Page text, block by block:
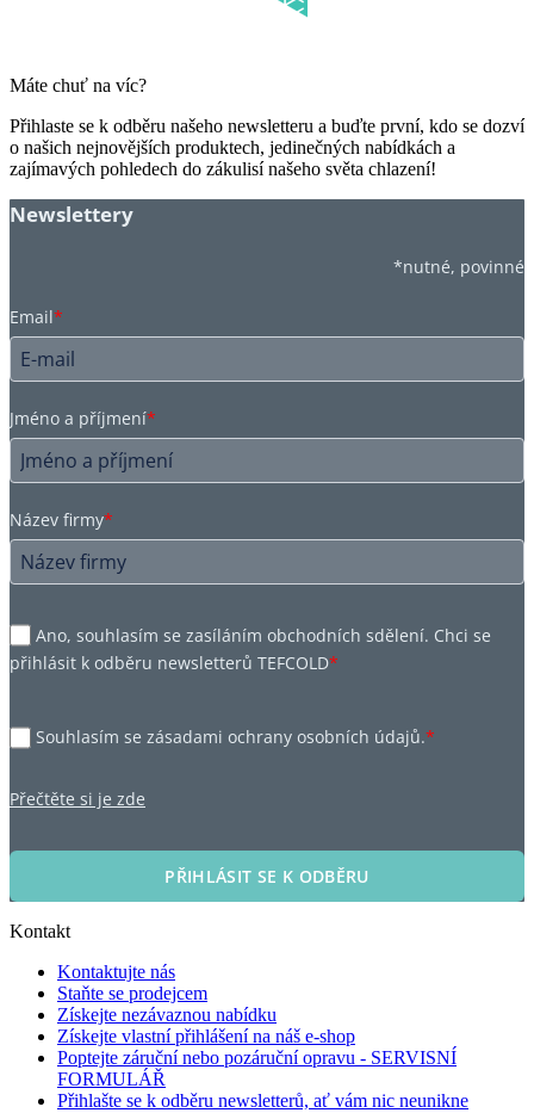
Máte chuť na víc?
Přihlaste se k odběru našeho newsletteru a buďte první, kdo se dozví
o našich nejnovějších produktech, jedinečných nabídkách a
zajímavých pohledech do zákulisí našeho světa chlazení!
Newslettery
*nutné, povinné
Email*
Jméno a příjmení*
Název firmy*
Ano, souhlasím se zasíláním obchodních sdělení. Chci se
přihlásit k odběru newsletterů TEFCOLD*
Souhlasím se zásadami ochrany osobních údajů.*
Přečtěte si je zde
PŘIHLÁSIT SE K ODBĚRU
Kontakt
Kontaktujte nás
Staňte se prodejcem
Získejte nezávaznou nabídku
Získejte vlastní přihlášení na náš e-shop
Poptejte záruční nebo pozáruční opravu - SERVISNÍ
FORMULÁŘ
Přihlašte se k odběru newsletterů, ať vám nic neunikne